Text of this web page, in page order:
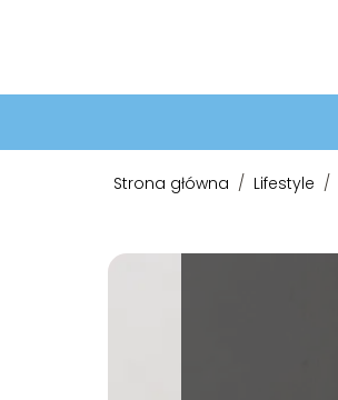
Strona główna / Lifestyle /